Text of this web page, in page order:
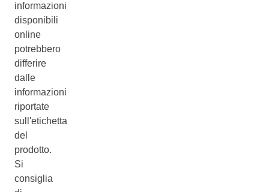
informazioni
disponibili
online
potrebbero
differire
dalle
informazioni
riportate
sull'etichetta
del
prodotto.
Si
consiglia